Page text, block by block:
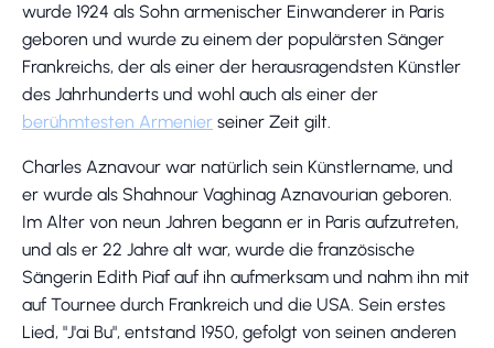
wurde 1924 als Sohn armenischer Einwanderer in Paris
geboren und wurde zu einem der populärsten Sänger
Frankreichs, der als einer der herausragendsten Künstler
des Jahrhunderts und wohl auch als einer der
berühmtesten Armenier seiner Zeit gilt.
Charles Aznavour war natürlich sein Künstlername, und
er wurde als Shahnour Vaghinag Aznavourian geboren.
Im Alter von neun Jahren begann er in Paris aufzutreten,
und als er 22 Jahre alt war, wurde die französische
Sängerin Edith Piaf auf ihn aufmerksam und nahm ihn mit
auf Tournee durch Frankreich und die USA. Sein erstes
Lied, "J'ai Bu", entstand 1950, gefolgt von seinen anderen